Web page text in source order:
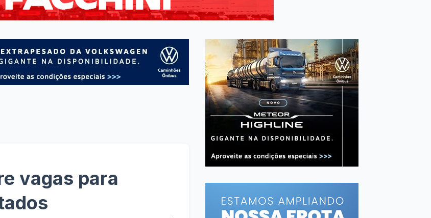
vagas para